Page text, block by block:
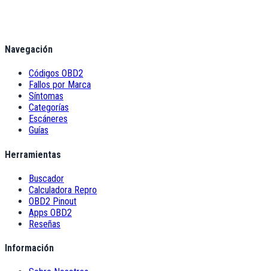
Navegación
Códigos OBD2
Fallos por Marca
Síntomas
Categorías
Escáneres
Guías
Herramientas
Buscador
Calculadora Repro
OBD2 Pinout
Apps OBD2
Reseñas
Información